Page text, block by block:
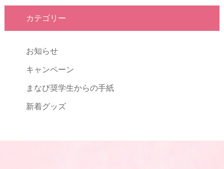
カテゴリー
お知らせ
キャンペーン
まなび奨学生からの手紙
新着グッズ